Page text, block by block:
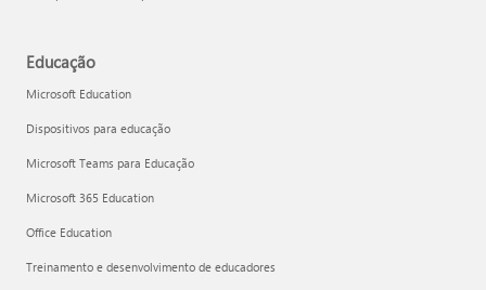
Educação
Microsoft Education
Dispositivos para educação
Microsoft Teams para Educação
Microsoft 365 Education
Office Education
Treinamento e desenvolvimento de educadores